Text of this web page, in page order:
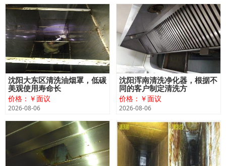
沈阳大东区清洗油烟罩，低碳
美观使用寿命长
价格：￥面议
2026-08-06
沈阳浑南清洗净化器，根据不
同的客户制定清洗方
价格：￥面议
2026-08-06